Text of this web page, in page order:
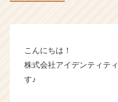
ン】
こんにちは！
株式会社アイデンティテ
す♪